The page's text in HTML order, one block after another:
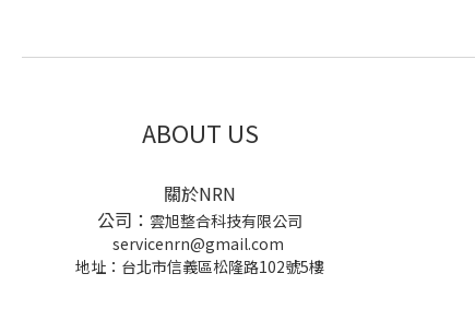
ABOUT US
關於NRN
公司： 雲旭整合科技有限公司
servicenrn@gmail.com
地址：台北市信義區松隆路102號5樓